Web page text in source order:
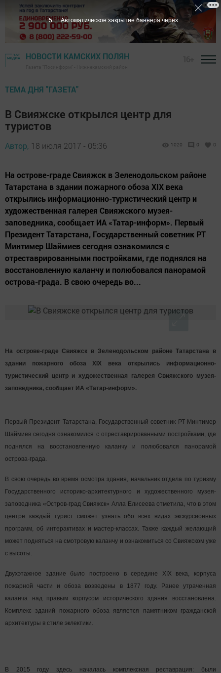
НОВОСТИ КАМСКИХ ПОЛЯН
ТЕМА ДНЯ "ГАЗЕТА"
В Свияжске открылся центр для
туристов
Автор, 18 июля 2017 - 05:36 1020 0 0
На острове-граде Свияжск в Зеленодольском районе
Татарстана в здании пожарного обоза XIX века
открылись информационно-туристический центр и
художественная галерея Свияжского музея-
заповедника, сообщает ИА «Татар-информ». Первый
Президент Татарстана, Государственный советник РТ
Минтимер Шаймиев сегодня ознакомился с
отреставрированными постройками, где поднялся на
восстановленную каланчу и полюбовался панорамой
острова-града. В свою очередь во...
На острове-граде Свияжск в Зеленодольском районе Татарстана в
здании пожарного обоза XIX века открылись информационно-
туристический центр и художественная галерея Свияжского музея-
заповедника, сообщает ИА «Татар-информ».
Первый Президент Татарстана, Государственный советник РТ Минтимер
Шаймиев сегодня ознакомился с отреставрированными постройками, где
поднялся на восстановленную каланчу и полюбовался панорамой
острова-града.
В свою очередь во время осмотра здания, начальник отдела по туризму
Государственного историко-архитектурного и художественного музея-
заповедника «Остров-град Свияжск» Алла Елисеева отметила, что в этом
центре каждый турист сможет узнать обо всех видах экскурсионных
программ, об интерактивах и мастер-классах. Также каждый желающий
может подняться на смотровую каланчу и ознакомиться со Свияжском уже
с высоты.
Двухэтажное здание было построено в середине XIX века, корпуса
пожарной части и обоза возведены в 1877 году. Ранее утраченная
каланча над правым корпусом исторического здания восстановлена.
Комплекс зданий пожарного обоза является памятником гражданской
архитектуры в стиле эклектики.
В 2015 году здесь началась комплексная реставрация: были
5 Автоматическое закрытие баннера через